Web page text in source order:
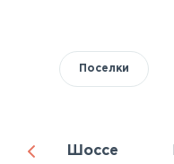
Поселки
Шоссе